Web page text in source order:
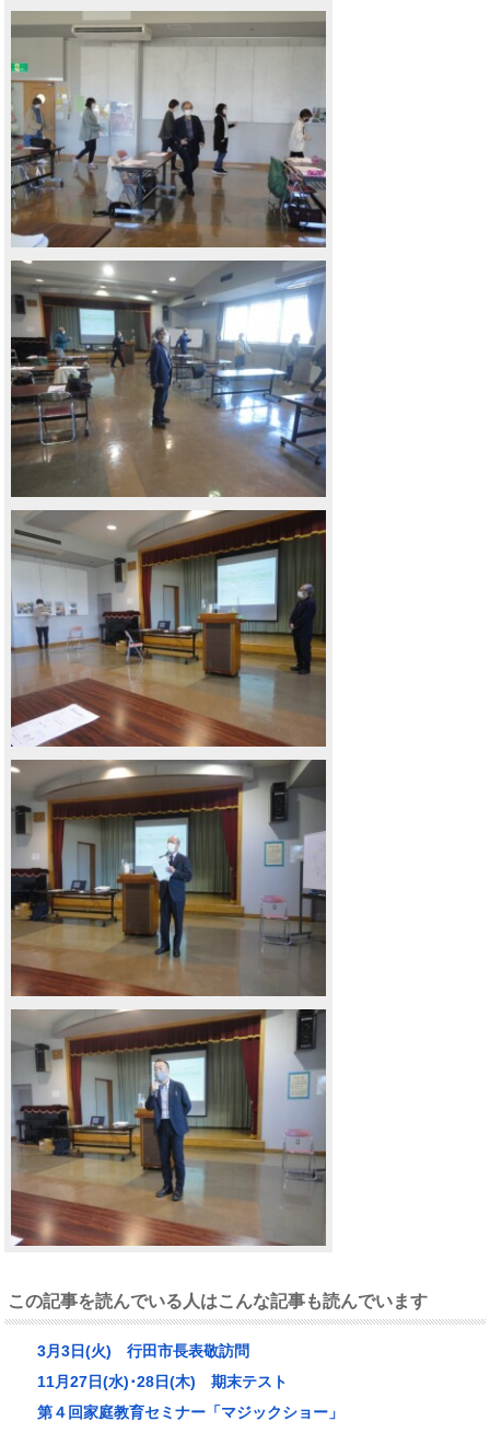
この記事を読んでいる人はこんな記事も読んでいます
3月3日(火) 行田市長表敬訪問
11月27日(水)･28日(木) 期末テスト
第４回家庭教育セミナー「マジックショー」